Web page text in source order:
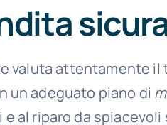
valuta attentamente
un adeguato piano di
al riparo da spiacevoli